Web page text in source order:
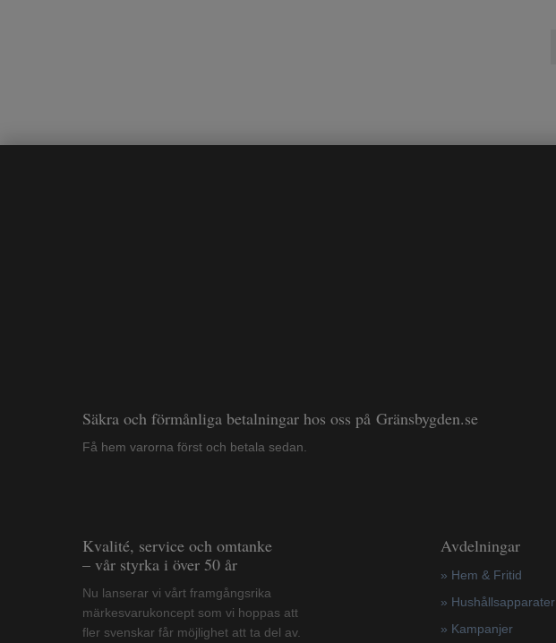
Säkra och förmånliga betalningar hos oss på Gränsbygden.se
Få hem varorna först och betala sedan.
Kvalité, service och omtanke
– vår styrka i över 50 år
Nu lanserar vi vårt framgångsrika
märkesvarukoncept som vi hoppas att
fler svenskar får möjlighet att ta del av.
Avdelningar
» Hem & Fritid
» Hushållsapparater
» Kampanjer